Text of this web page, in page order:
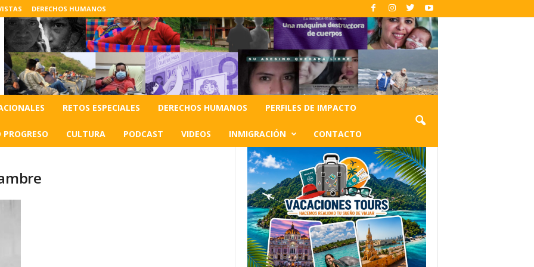
DERECHOS HUMANOS
RETOS ESPECIALES DERECHOS HUMANOS PERFILES DE IMPACTO
PROGRESO CULTURA PODCAST VIDEOS INMIGRACIÓN CONTACTO